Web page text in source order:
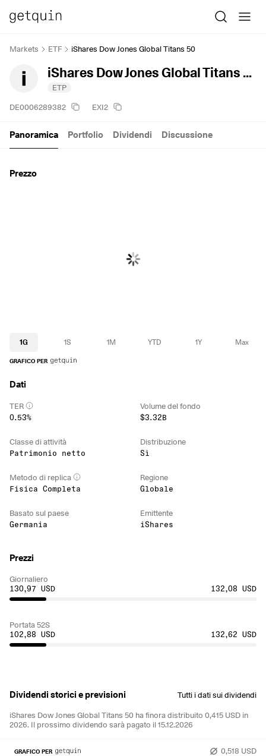
Markets ETF iShares Dow Jones Global Titans 50
iShares Dow Jones Global Titans 50
ETP
DE0006289382 EXI2
Panoramica Portfolio Dividendi Discussione
Prezzo
1G 1S 1M YTD 1Y Max
GRAFICO PER
Dati
TER
0.53%
Volume del fondo
$3.32B
Classe di attività
Patrimonio netto
Distribuzione
Sì
Metodo di replica
Fisica Completa
Regione
Globale
Basato sul paese
Germania
Emittente
iShares
Dividendi storici e previsioni Tutti i dati sui dividendi
iShares Dow Jones Global Titans 50 ha finora distribuito 0,415 USD in
2026. Il prossimo dividendo sarà pagato il 15.12.2026
0,518 USD
GRAFICO PER
Prezzi
Giornaliero
130,97 USD
132,08 USD
Portata 52S
102,88 USD
132,62 USD